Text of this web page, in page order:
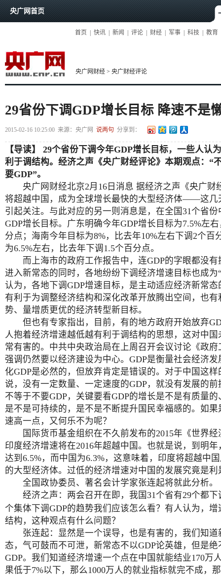
央广网首页
首页 快讯 新闻 评论 财经 军事 科技 教育
央广网财经 > 央广财经评论
29省份下调GDP增长目标 降速不是
2015-02-16 10:25:00 来源： 央广网 说两句 分享到：
【导读】 29个省份下调今年GDP增长目标，一些人认
利于调结构。经济之声《央广财经评论》本期观点：“
要GDP”。
央广网财经北京2月16日消息 据经济之声《央广财
将超越中国，成为全球增长最快的大型经济体——这几
引起关注。与此对应的另一则消息是，在全国31个省份
GDP增长目标。广东明确今年GDP增长目标为7.5%左
分点；海南今年目标为8%，比去年10%左右下调2个百
为6.5%左右，比去年下调1.5个百分点。
而上海市的政府工作报告中，连GDP的字眼都没
进入新常态的同时，各地纷纷下调经济增速目标也成为
认为，各地下调GDP增速目标，是主动适应经济新常
有利于为调整经济结构和深化改革开放腾出空间，也
势、量增质更优的经济转型新目标。
但也有专家指出，目前，有的地方政府开始放弃
人抱着经济增速越低越有利于调结构的思想，这对中
常有害的。中共中央政治局在上周召开会议讨论《政
强调仍然要以经济建设为中心。GDP是衡量社会经济
化GDP是必然的，但放弃肯定是错误的。对于中国这
说，没有一定数量、一定速度的GDP，就没有发展的前
不等于不要GDP，关键要看GDP的增长是不是有质量
是不是可持续的，是不是不断提升国民幸福感的。如果
速高一点，又何乐不为呢？
国际货币基金组织在不久前发布的2015年《世界
印度经济增速将在2016年超越中国。也就是说，到明
达到6.5%，而中国为6.3%，这意味着，印度将超越中
的大型经济体。过低的经济增速对中国的发展究竟是利
全国政协委员、著名会计学家张连起将就此分析。
经济之声： 两会召开在即，我国31个省有29个都
个集体下调GDP的趋势我们应该怎么看？有人认为，
结构，这种观点有什么问题？
张连起：显然是一个误导，也是有害的，我们知
态，气可鼓而不可泄，新常态不以GDP论英雄，但是
GDP。我们知道经济增速一个点在中国就能结业170万
果低于7%以下，那么1000万人的就业指标就完不成，